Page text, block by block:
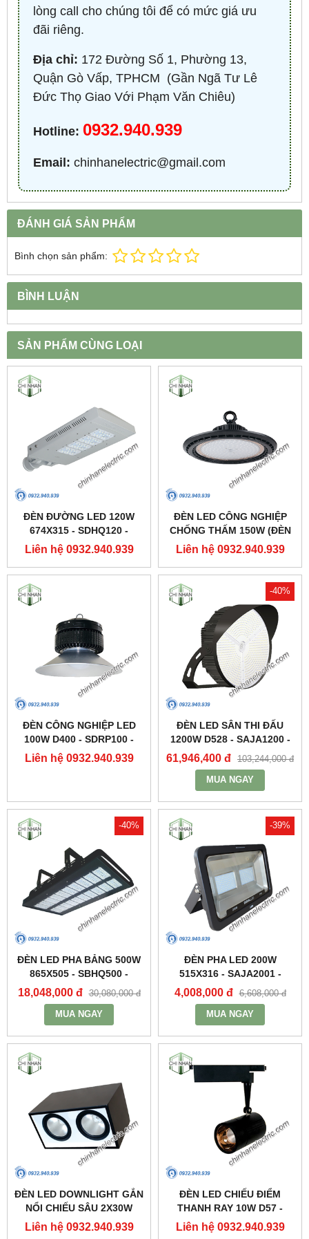
lòng call cho chúng tôi để có mức giá ưu
đãi riêng.
Địa chỉ: 172 Đường Số 1, Phường 13,
Quận Gò Vấp, TPHCM ​ (Gần Ngã Tư Lê
Đức Thọ Giao Với Phạm Văn Chiêu)
Hotline: 0932.940.939
Email: chinhanelectric@gmail.com
ĐÁNH GIÁ SẢN PHẨM
Bình chọn sản phẩm:
BÌNH LUẬN
SẢN PHẨM CÙNG LOẠI
ĐÈN ĐƯỜNG LED 120W
674X315 - SDHQ120 -
DUHAL
Liên hệ 0932.940.939
ĐÈN LED CÔNG NGHIỆP
CHỐNG THẤM 150W (ĐÈN
HIGHBAY NHÀ XƯỞNG) -
DDB150 - DUHAL
Liên hệ 0932.940.939
ĐÈN CÔNG NGHIỆP LED
100W D400 - SDRP100 -
DUHAL
Liên hệ 0932.940.939
-40%
ĐÈN LED SÂN THI ĐẤU
1200W D528 - SAJA1200 -
DUHAL
61,946,400 đ 103,244,000 đ
MUA NGAY
-40%
ĐÈN LED PHA BẢNG 500W
865X505 - SBHQ500 -
DUHAL
18,048,000 đ 30,080,000 đ
MUA NGAY
-39%
ĐÈN PHA LED 200W
515X316 - SAJA2001 -
DUHAL
4,008,000 đ 6,608,000 đ
MUA NGAY
ĐÈN LED DOWNLIGHT GẮN
NỔI CHIẾU SÂU 2X30W
310X160 - DFB2301 -
Liên hệ 0932.940.939
ĐÈN LED CHIẾU ĐIỂM
THANH RAY 10W D57 -
DIA1101 - DUHAL
Liên hệ 0932.940.939